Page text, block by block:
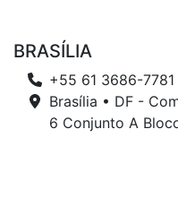
BRASÍLIA
+55 61 3686-7781
Brasília • DF -
6 Conjunto A